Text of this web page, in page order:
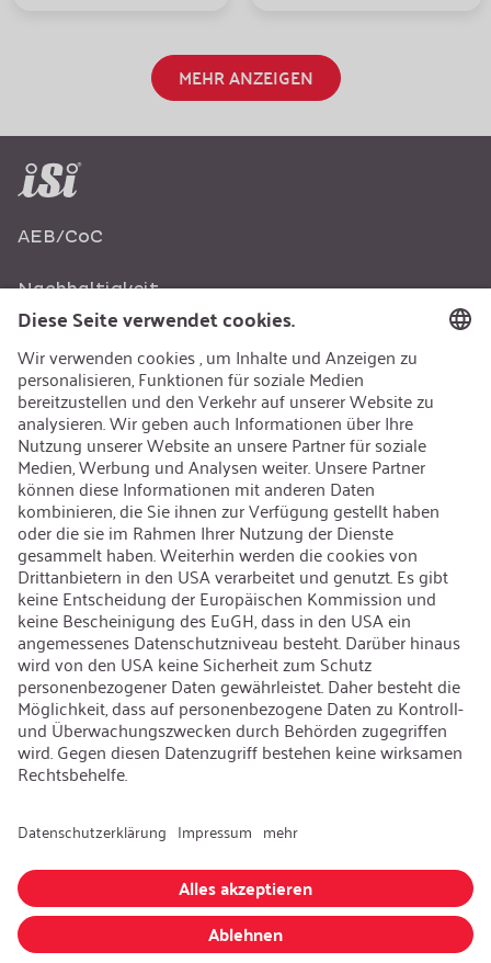
MEHR ANZEIGEN
AEB/CoC
Nachhaltigkeit
Recycling
Nachhaltigkeit
Karriere
Offene Jobs
Kontakt
iSi Group
Produktkatalog
Garantieerweiterung
Unternehmenspolitik
Hinweisgebersystem
Code of Conduct
Sprache ändern: Deutsch
AGB Datenschutzerklärung | Impressum
© iSi GmbH. Alle Rechte vorbehalten.